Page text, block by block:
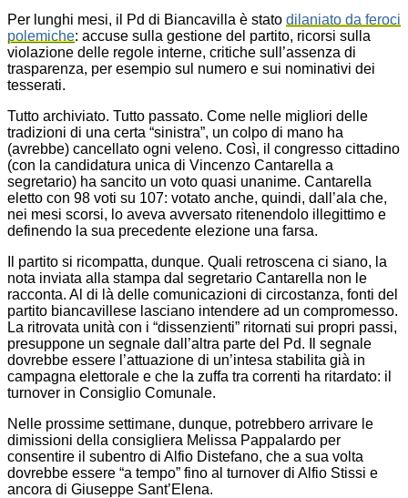
Per lunghi mesi, il Pd di Biancavilla è stato dilaniato da feroci
polemiche: accuse sulla gestione del partito, ricorsi sulla
violazione delle regole interne, critiche sull’assenza di
trasparenza, per esempio sul numero e sui nominativi dei
tesserati.
Tutto archiviato. Tutto passato. Come nelle migliori delle
tradizioni di una certa “sinistra”, un colpo di mano ha
(avrebbe) cancellato ogni veleno. Così, il congresso cittadino
(con la candidatura unica di Vincenzo Cantarella a
segretario) ha sancito un voto quasi unanime. Cantarella
eletto con 98 voti su 107: votato anche, quindi, dall’ala che,
nei mesi scorsi, lo aveva avversato ritenendolo illegittimo e
definendo la sua precedente elezione una farsa.
Il partito si ricompatta, dunque. Quali retroscena ci siano, la
nota inviata alla stampa dal segretario Cantarella non le
racconta. Al di là delle comunicazioni di circostanza, fonti del
partito biancavillese lasciano intendere ad un compromesso.
La ritrovata unità con i “dissenzienti” ritornati sui propri passi,
presuppone un segnale dall’altra parte del Pd. Il segnale
dovrebbe essere l’attuazione di un’intesa stabilita già in
campagna elettorale e che la zuffa tra correnti ha ritardato: il
turnover in Consiglio Comunale.
Nelle prossime settimane, dunque, potrebbero arrivare le
dimissioni della consigliera Melissa Pappalardo per
consentire il subentro di Alfio Distefano, che a sua volta
dovrebbe essere “a tempo” fino al turnover di Alfio Stissi e
ancora di Giuseppe Sant’Elena.